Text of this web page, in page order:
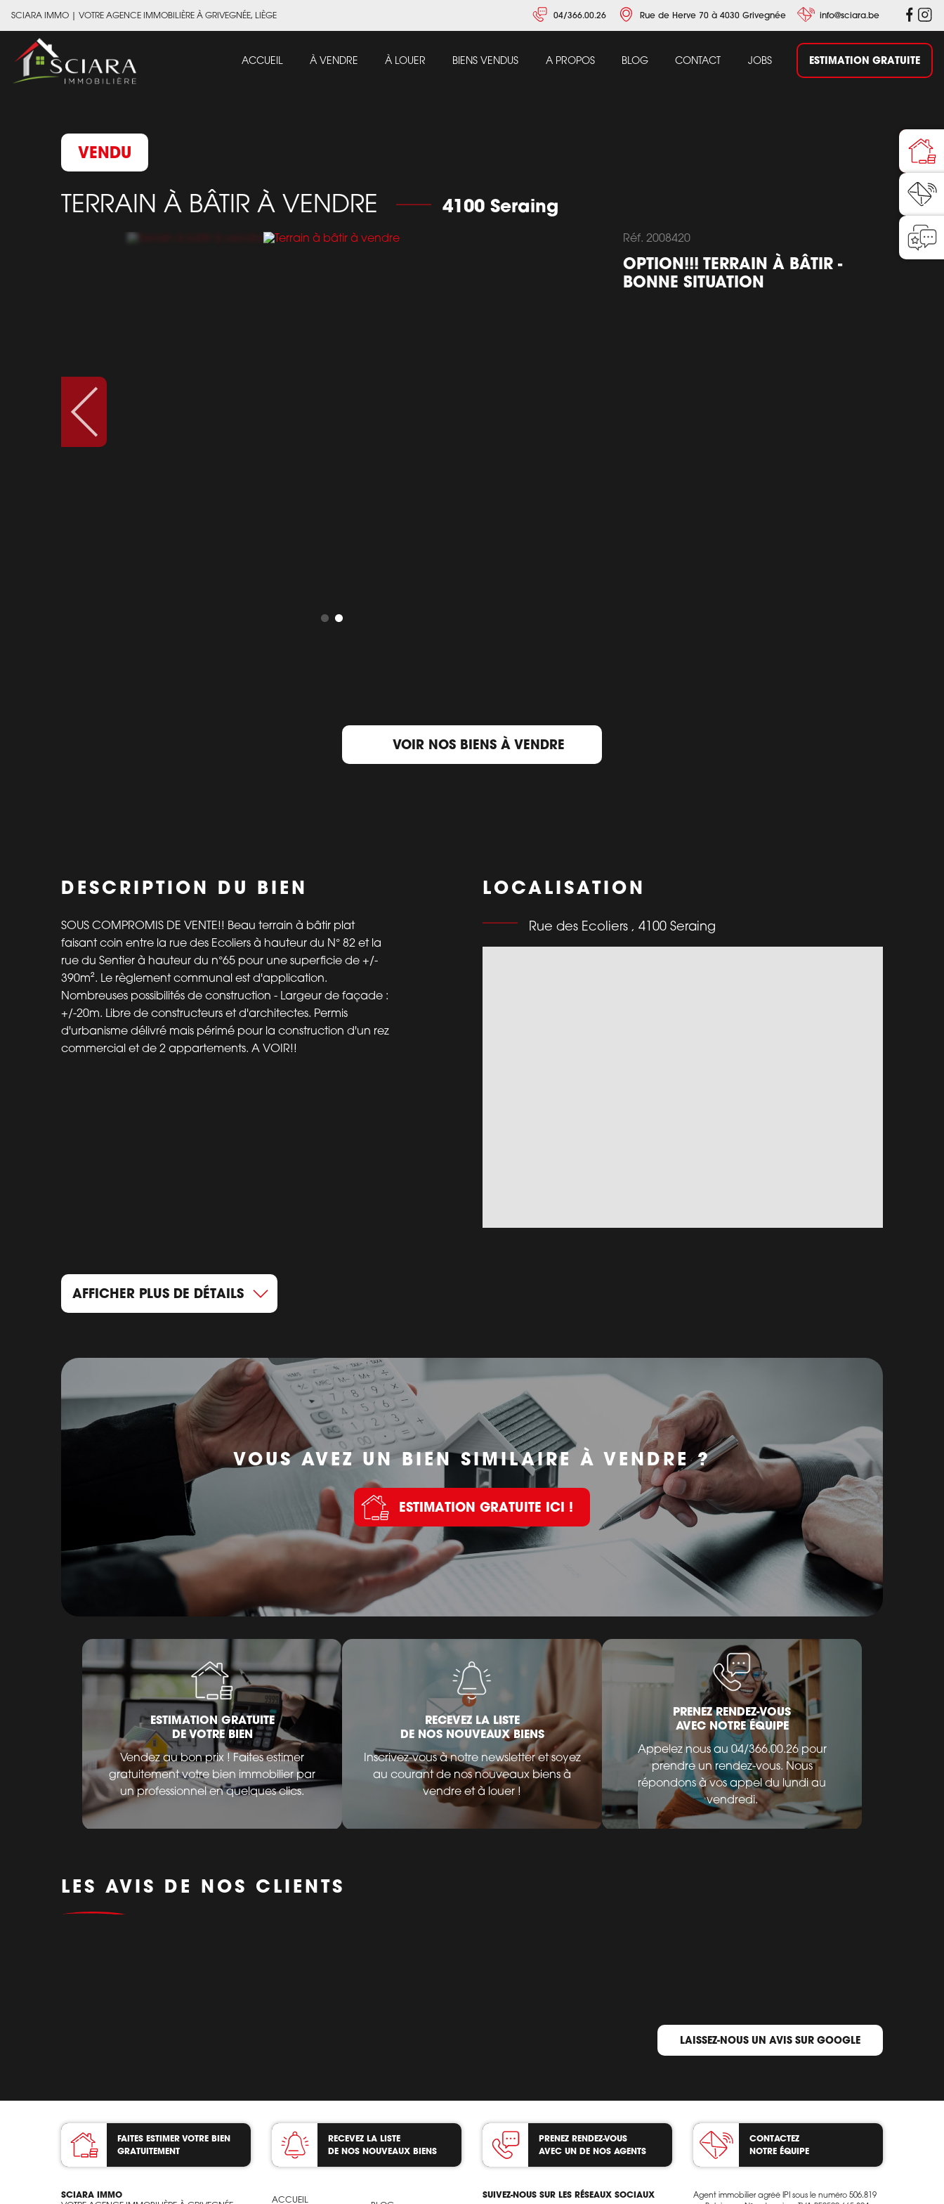
SCIARA IMMO | VOTRE AGENCE IMMOBILIÈRE À GRIVEGNÉE, LIÈGE 04/366.00.26 Rue de Herve 70 à 4030 Grivegnée info@sciara.be
ACCUEIL À VENDRE À LOUER BIENS VENDUS A PROPOS BLOG CONTACT JOBS ESTIMATION GRATUITE
VENDU
TERRAIN À BÂTIR À VENDRE 4100 Seraing
Réf. 2008420
OPTION!!! TERRAIN À BÂTIR -
BONNE SITUATION
VOIR NOS BIENS À VENDRE
DESCRIPTION DU BIEN
SOUS COMPROMIS DE VENTE!! Beau terrain à bâtir plat
faisant coin entre la rue des Ecoliers à hauteur du N° 82 et la
rue du Sentier à hauteur du n°65 pour une superficie de +/-
390m². Le règlement communal est d'application.
Nombreuses possibilités de construction - Largeur de façade :
+/-20m. Libre de constructeurs et d'architectes. Permis
d'urbanisme délivré mais périmé pour la construction d'un rez
commercial et de 2 appartements. A VOIR!!
LOCALISATION
Rue des Ecoliers , 4100 Seraing
AFFICHER PLUS DE DÉTAILS
VOUS AVEZ UN BIEN SIMILAIRE À VENDRE ?
ESTIMATION GRATUITE ICI !
ESTIMATION GRATUITE
DE VOTRE BIEN
Vendez au bon prix ! Faites estimer
gratuitement votre bien immobilier par
un professionnel en quelques clics.
RECEVEZ LA LISTE
DE NOS NOUVEAUX BIENS
Inscrivez-vous à notre newsletter et soyez
au courant de nos nouveaux biens à
vendre et à louer !
PRENEZ RENDEZ-VOUS
AVEC NOTRE ÉQUIPE
Appelez nous au 04/366.00.26 pour
prendre un rendez-vous. Nous
répondons à vos appel du lundi au
vendredi.
LES AVIS DE NOS CLIENTS
LAISSEZ-NOUS UN AVIS SUR GOOGLE
FAITES ESTIMER VOTRE BIEN
GRATUITEMENT
RECEVEZ LA LISTE
DE NOS NOUVEAUX BIENS
PRENEZ RENDEZ-VOUS
AVEC UN DE NOS AGENTS
CONTACTEZ
NOTRE ÉQUIPE
SCIARA IMMO
ACCUEIL SUIVEZ-NOUS SUR LES RÉSEAUX SOCIAUX
Agent immobilier agréé IPI sous le numéro 506.819